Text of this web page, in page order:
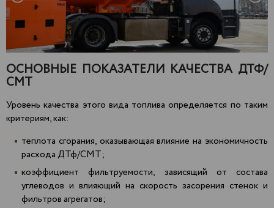
ОСНОВНЫЕ ПОКАЗАТЕЛИ КАЧЕСТВА ДТФ/
СМТ
Уровень качества этого вида топлива определяется по таким
критериям, как:
теплота сгорания, оказывающая влияние на экономичность
расхода ДТф/СМТ;
коэффициент фильтруемости, зависящий от состава
углеводов и влияющий на скорость засорения стенок и
фильтров агрегатов;